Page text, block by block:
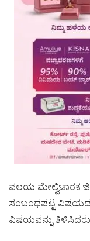
ವಲಯ ಮೇಲ್ವಿಚಾರಕ
ಸಂಬಂಧಪಟ್ಟ ವಿಷಯದ
ವಿಷಯವನ್ನು